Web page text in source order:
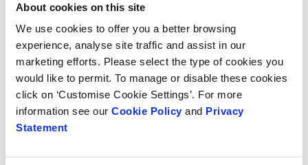
About cookies on this site
We use cookies to offer you a better browsing
experience, analyse site traffic and assist in our
marketing efforts. Please select the type of cookies you
would like to permit. To manage or disable these cookies
click on ‘Customise Cookie Settings’. For more
information see our Cookie Policy and Privacy
Statement
duurzame bedrijfsdoelstellingen te begrijpen en
hoe wij kunnen helpen hun capaciteiten verder
uit te bouwen.
Invloed:waardering voor hun inzichten en het
delen van best practices uit samenwerkingen
met een brede waaier aan leveranciers en
klanten.
Waarde:wij creëren waarde via duurzaam